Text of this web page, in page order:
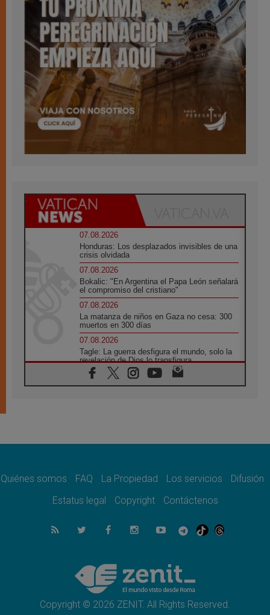
07.08.2026
Honduras: Los desplazados invisibles de una
crisis olvidada
07.08.2026
Bokalic: "En Argentina el Papa León señalará
el compromiso del cristiano"
07.08.2026
La matanza de niños en Gaza no cesa: 300
muertos en 300 días
07.08.2026
Tagle: La guerra desfigura el mundo, solo la
revelación de Dios lo transfigura
07.08.2026
Presentada la Trienal de Arte de las
espacio público
Lanzan un proyecto de empoderamiento
07.08.2026
Programa oficial del Viaje Apostólico del
Obispos de Ecuador: El bien de las familias
no admite premuras legislativas
Quiénes somos FAQ La Propiedad Los servicios
Difusión
Estatus legal
Copyright Contáctenos
Copyright © 2026 ZENIT. All Rights Reserved.